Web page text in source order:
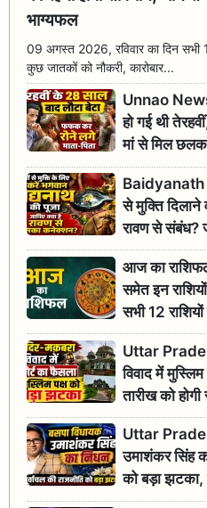
भाग्यफल
09 अगस्त 2026, रविवार का दिन सभी
कुछ जातकों को नौकरी, कारोबार...
Unnao
हो गई थी
मां से मिल
Baidyanath
से मुक्ति दिलाने
रावण से संबंध?
आज का
समेत इन
सभी 12
Uttar
विवाद में
तारीख को
Uttar
उमाशंकर सिंह
को बड़ा झटका,